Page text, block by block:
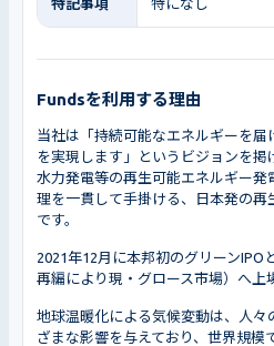
Fundsを利用する理由
当社は「持続可能なエネルギーを届
を実現します」というビジョンを掲
水力発電等の再生可能エネルギー
理を一貫して手掛ける、日本発の
です。
2021年12月に本邦初のグリーンIPO
再編により現・グロース市場）へ上
地球温暖化による気候変動は、人々
ざまな影響を与えており、世界規模